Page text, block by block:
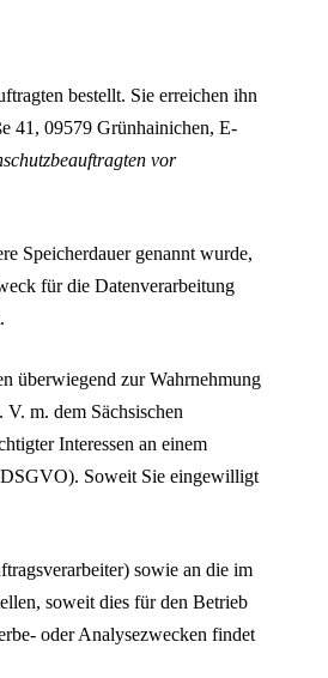
bestellt. Sie erreichen ihn
41, 09579 Grünhainichen, E-
vor
Speicherdauer genannt wurde,
für die Datenverarbeitung
überwiegend zur Wahrnehmung
m. dem Sächsischen
Interessen an einem
Soweit Sie eingewilligt
sowie an die im
soweit dies für den Betrieb
oder Analysezwecken findet